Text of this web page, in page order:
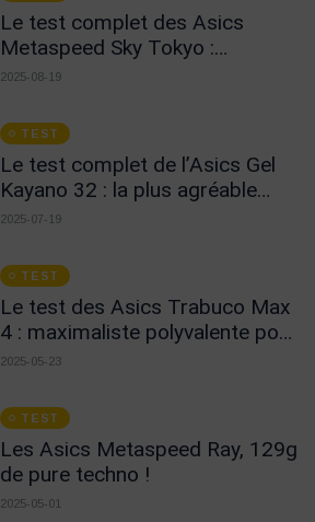
Le test complet des Asics
Metaspeed Sky Tokyo :
radicales sans compromis
2025-08-19
TEST
Le test complet de l’Asics Gel
Kayano 32 : la plus agréable
pour un usage au quotidien !
2025-07-19
TEST
Le test des Asics Trabuco Max
4 : maximaliste polyvalente pour
le long
2025-05-23
TEST
Les Asics Metaspeed Ray, 129g
de pure techno !
2025-05-01